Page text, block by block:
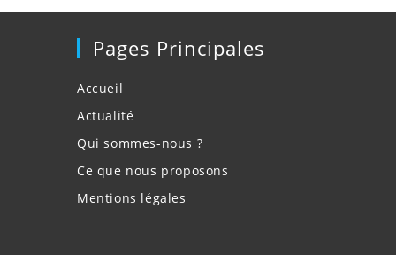
Pages Principales
Accueil
Actualité
Qui sommes-nous ?
Ce que nous proposons
Mentions légales